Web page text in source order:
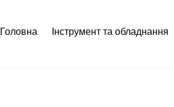
Головна Інструмент та обладнання